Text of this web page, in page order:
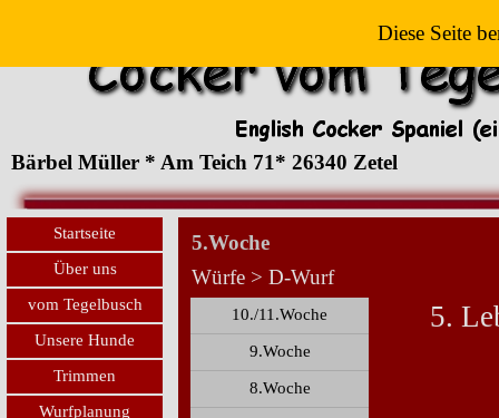
Diese Seite
Bärbel Müller * Am Teich 71* 26340 Zetel
Startseite
Über uns
vom Tegelbusch
Unsere Hunde
Trimmen
Wurfplanung
5.Woche
Würfe > D-Wurf
5.
10./11.Woche
9.Woche
8.Woche